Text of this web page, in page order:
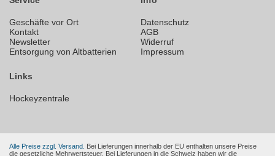
Geschäfte vor Ort
Kontakt
Newsletter
Entsorgung von Altbatterien
Datenschutz
AGB
Widerruf
Impressum
Links
Hockeyzentrale
Alle Preise zzgl. Versand. Bei Lieferungen innerhalb der EU enthalten unsere Preise
die gesetzliche Mehrwertsteuer. Bei Lieferungen in die Schweiz haben wir die